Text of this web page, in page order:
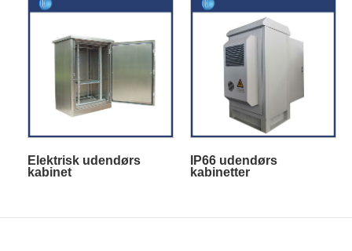
Elektrisk udendørs
kabinet
IP66 udendørs
kabinetter